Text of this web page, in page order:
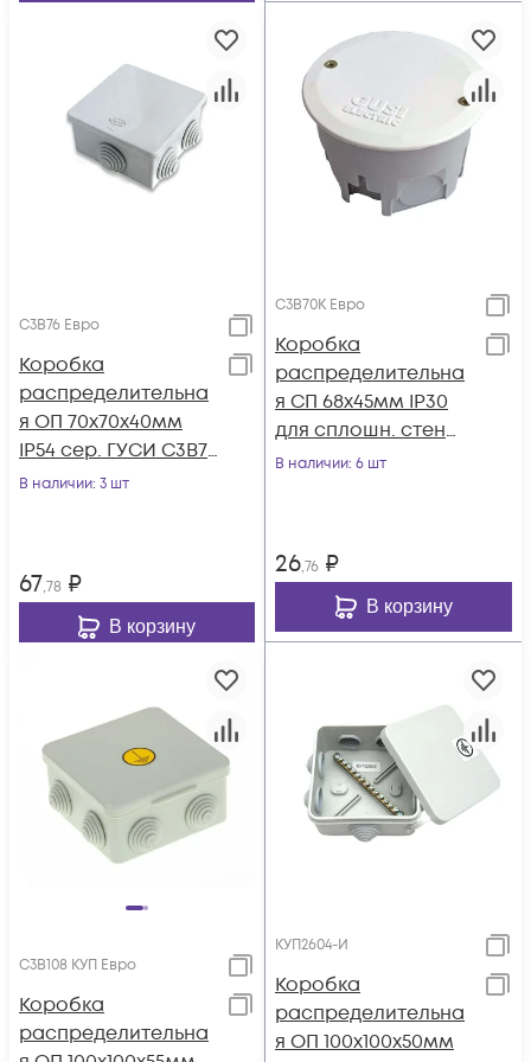
С3В76 Евро
Коробка
распределительна
я ОП 70х70х40мм
IP54 сер. ГУСИ С3В76
Евро
В наличии: 3 шт
67,78 ₽
В корзину
С3В70К Евро
Коробка
распределительна
я СП 68х45мм IP30
для сплошн. стен
кругл. сер. ГУСИ
В наличии: 6 шт
26,76 ₽
В корзину
С3В108 КУП Евро
Коробка
распределительна
КУП2604-И
Коробка
распределительна
я ОП 100х100х50мм